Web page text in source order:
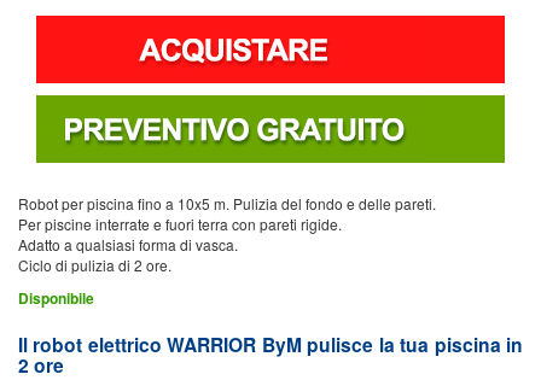
Robot per piscina fino a 10x5 m. Pulizia del fondo e delle pareti.
Per piscine interrate e fuori terra con pareti rigide.
Adatto a qualsiasi forma di vasca.
Ciclo di pulizia di 2 ore.
Disponibile
Il robot elettrico WARRIOR ByM pulisce la tua piscina in
2 ore